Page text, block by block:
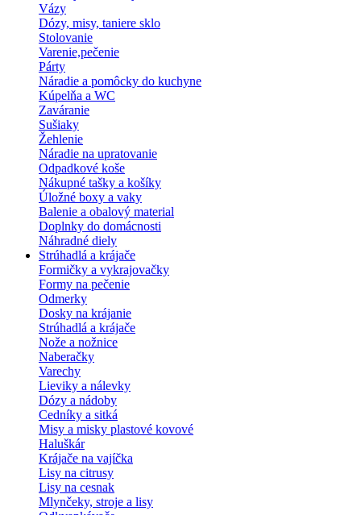
Vázy
Dózy, misy, taniere sklo
Stolovanie
Varenie,pečenie
Párty
Náradie a pomôcky do kuchyne
Kúpelňa a WC
Zaváranie
Sušiaky
Žehlenie
Náradie na upratovanie
Odpadkové koše
Nákupné tašky a košíky
Úložné boxy a vaky
Balenie a obalový material
Doplnky do domácnosti
Náhradné diely
Strúhadlá a krájače
Formičky a vykrajovačky
Formy na pečenie
Odmerky
Dosky na krájanie
Strúhadlá a krájače
Nože a nožnice
Naberačky
Varechy
Lieviky a nálevky
Dózy a nádoby
Cedníky a sitká
Misy a misky plastové kovové
Haluškár
Krájače na vajíčka
Lisy na citrusy
Lisy na cesnak
Mlynčeky, stroje a lisy